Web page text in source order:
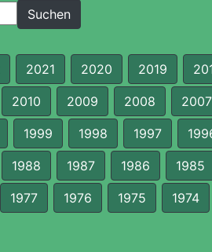
2021 2020 2019
2010 2009 2008 2007
1999 1998 1997
1988 1987 1986 1985
1977 1976 1975 1974